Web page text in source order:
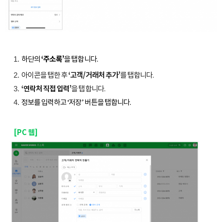
하단의‘주소록’을 탭합니다.
아이콘을 탭한 후‘고객/거래처 추가’를 탭합니다.
‘연락처 직접 입력’을 탭합니다.
정보를 입력하고 ‘저장’ 버튼을 탭합니다.
[PC 웹]